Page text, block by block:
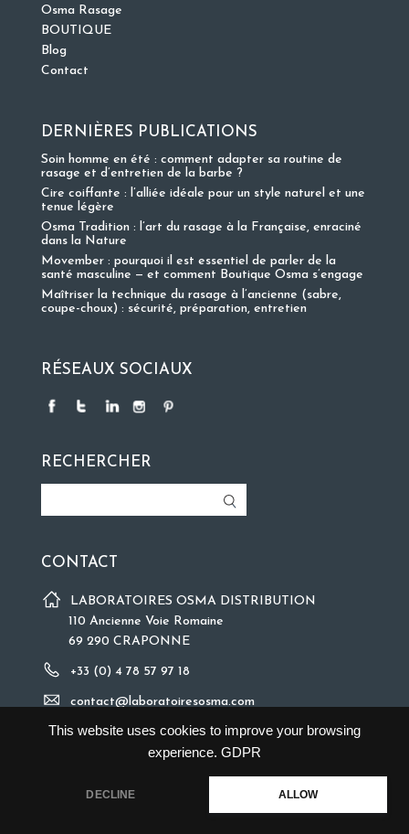
This website uses cookies to improve your browsing
experience. GDPR
DECLINE ALLOW
Osma Rasage
BOUTIQUE
Blog
Contact
DERNIÈRES PUBLICATIONS
Soin homme en été : comment adapter sa routine de
rasage et d’entretien de la barbe ?
Cire coiffante : l’alliée idéale pour un style naturel et une
tenue légère
Osma Tradition : l’art du rasage à la Française, enraciné
dans la Nature
Movember : pourquoi il est essentiel de parler de la
santé masculine — et comment Boutique Osma s’engage
Maîtriser la technique du rasage à l’ancienne (sabre,
coupe-choux) : sécurité, préparation, entretien
RÉSEAUX SOCIAUX
RECHERCHER
CONTACT
LABORATOIRES OSMA DISTRIBUTION
110 Ancienne Voie Romaine
69 290 CRAPONNE
+33 (0) 4 78 57 97 18
contact@laboratoiresosma.com
©2018 Copyright